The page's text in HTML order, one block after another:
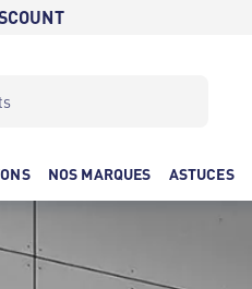
NOS MARQUES ASTUCES